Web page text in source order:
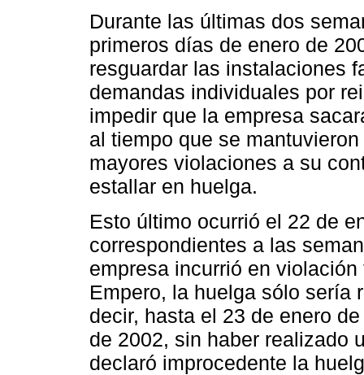
Durante las últimas dos
primeros días de enero de
resguardar las instalaciones
demandas individuales por
impedir que la empresa
al tiempo que se
mayores violaciones a su
estallar en huelga.
Esto último ocurrió el 22 de
correspondientes a las
empresa incurrió en
Empero, la huelga sólo sería
decir, hasta el 23 de enero
de 2002, sin haber realizado
declaró improcedente la